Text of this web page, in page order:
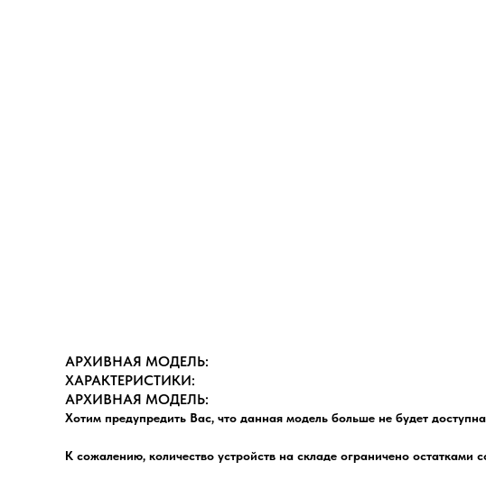
АРХИВНАЯ МОДЕЛЬ:
ХАРАКТЕРИСТИКИ:
АРХИВНАЯ МОДЕЛЬ:
Хотим предупредить Вас, что данная модель больше не будет
К сожалению, количество устройств на складе ограничено остатками